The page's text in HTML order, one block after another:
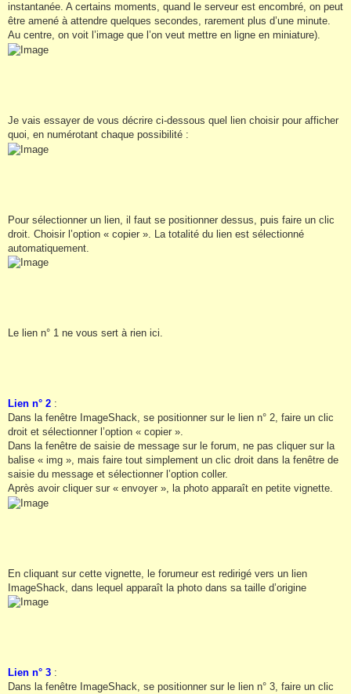
instantanée. A certains moments, quand le serveur est encombré, on peut
être amené à attendre quelques secondes, rarement plus d’une minute.
Au centre, on voit l’image que l’on veut mettre en ligne en miniature).
Je vais essayer de vous décrire ci-dessous quel lien choisir pour afficher
quoi, en numérotant chaque possibilité :
Pour sélectionner un lien, il faut se positionner dessus, puis faire un clic
droit. Choisir l’option « copier ». La totalité du lien est sélectionné
automatiquement.
Le lien n° 1 ne vous sert à rien ici.
Lien n° 2 :
Dans la fenêtre ImageShack, se positionner sur le lien n° 2, faire un clic
droit et sélectionner l’option « copier ».
Dans la fenêtre de saisie de message sur le forum, ne pas cliquer sur la
balise « img », mais faire tout simplement un clic droit dans la fenêtre de
saisie du message et sélectionner l’option coller.
Après avoir cliquer sur « envoyer », la photo apparaît en petite vignette.
En cliquant sur cette vignette, le forumeur est redirigé vers un lien
ImageShack, dans lequel apparaît la photo dans sa taille d’origine
Lien n° 3 :
Dans la fenêtre ImageShack, se positionner sur le lien n° 3, faire un clic